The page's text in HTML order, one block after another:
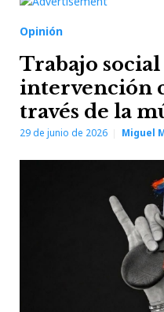
Opinión
Trabajo
intervención
través de la
29 de junio de 2026 Miguel